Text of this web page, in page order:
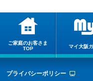
ご家庭のお客さま
TOP
マイ大阪
プライバシーポリシー